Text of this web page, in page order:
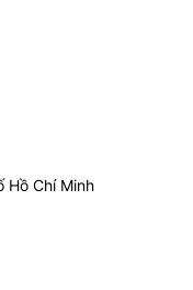
Hồ Chí Minh